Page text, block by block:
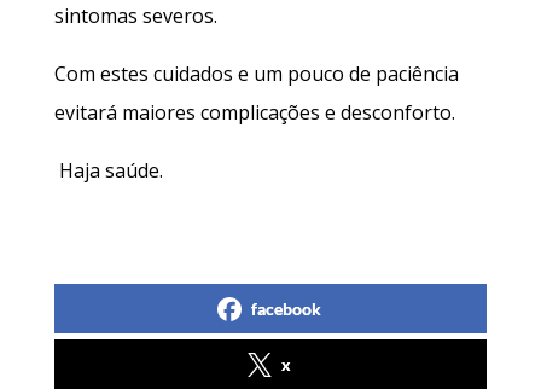
sintomas severos.
Com estes cuidados e um pouco de paciência
evitará maiores complicações e desconforto.
Haja saúde.
facebook
x